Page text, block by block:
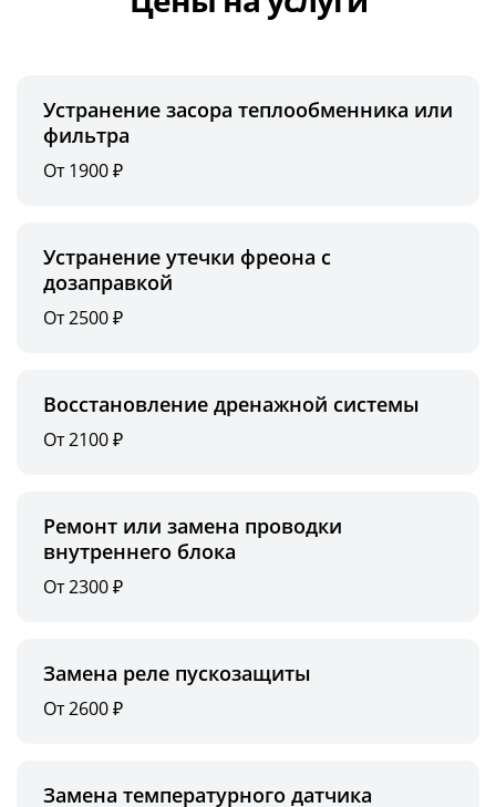
Устранение засора теплообменника или
фильтра
От 1900 ₽
Устранение утечки фреона с
дозаправкой
От 2500 ₽
Восстановление дренажной системы
От 2100 ₽
Ремонт или замена проводки
внутреннего блока
От 2300 ₽
Замена реле пускозащиты
От 2600 ₽
Замена температурного датчика